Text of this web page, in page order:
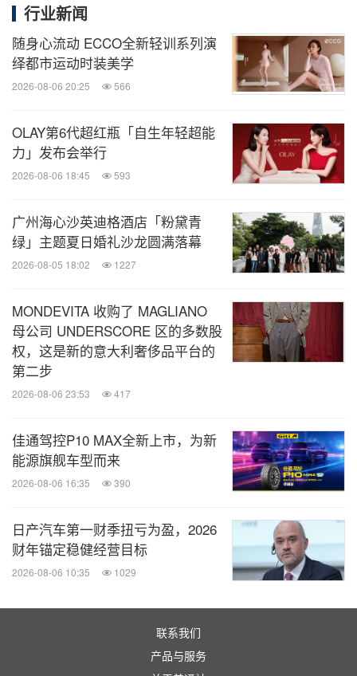
DESCENTE 迪桑特创立于1935年，品牌名取自法语
词汇，意为“滑降”。品牌箭头标识代表滑雪的三种技
术“直线滑降”、“斜滑降”以及“横滑降”，意味着迪桑特
在滑雪运动领域的领导地位。在持续至今的88年品牌
综训及高端机能装备领域。
DESCENTE迪桑特将机能美学与精湛工艺相结合，
不断以出色的产品设计满足行动家多样化需求，致力
于将创新概念融入到前所未有的卓越运动产品中，并
始终与顶尖运动员和专业团队协作，从世界级运动员
桑特倡导「Design that moves」，相信唯有专业、
不断科技创新的设计才能更好地驱动运动，推动更为
精进的运动方式和态度。每一件助力运动员倾力发挥
的运动装备都代表迪桑特力求突破的创新精神。
关于兰博基尼汽车公司：
兰博基尼汽车公司成立于
1963年，总部位于意大利北
部的圣亚加塔·波隆尼。
兰博基尼现有车型包括
2011年推出的搭载V12发动机
行业新闻
随身心流动 ECCO全新轻训系列演
绎都市运动时装美学
2026-08-06 20:25 566
OLAY第6代超红瓶「自生年轻超能
力」发布会举行
2026-08-06 18:45 593
广州海心沙英迪格酒店「粉黛青
绿」主题夏日婚礼沙龙圆满落幕
2026-08-05 18:02 1227
MONDEVITA 收购了 MAGLIANO
母公司 UNDERSCORE 区的多数股
权，这是新的意大利奢侈品平台的
第二步
2026-08-06 23:53 417
佳通驾控P10 MAX全新上市，为新
能源旗舰车型而来
2026-08-06 16:35 390
日产汽车第一财季扭亏为盈，2026
财年锚定稳健经营目标
2026-08-06 10:35 1029
联系我们
产品与服务